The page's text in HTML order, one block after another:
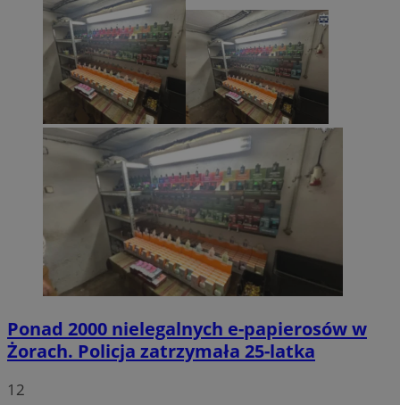
Ponad 2000 nielegalnych e-papierosów w
Żorach. Policja zatrzymała 25-latka
12